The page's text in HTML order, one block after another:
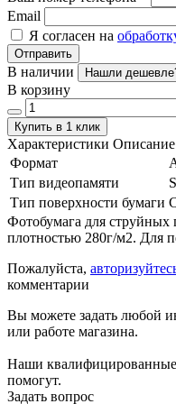
Email
Я согласен на
Отправить
В наличии Нашли
В корзину
Купить в 1 клик
Характеристики Описание
Формат
Тип видеопамяти
Тип поверхности бумаги
Фотобумага для струйных
плотностью 280г/м2. Для
Пожалуйста,
комментарии
Вы можете задать любой
или работе магазина.
Наши квалифицированные
помогут.
Задать вопрос